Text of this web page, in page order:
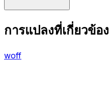
การแปลงที่เกี่ยวข้อง
woff